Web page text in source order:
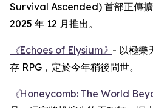
Survival Ascended) 首部正傳
2025 年 12 月推出。
《Echoes of Elysium》 - 以極樂
存 RPG，定於今年稍後問世。
《Honeycomb: The World